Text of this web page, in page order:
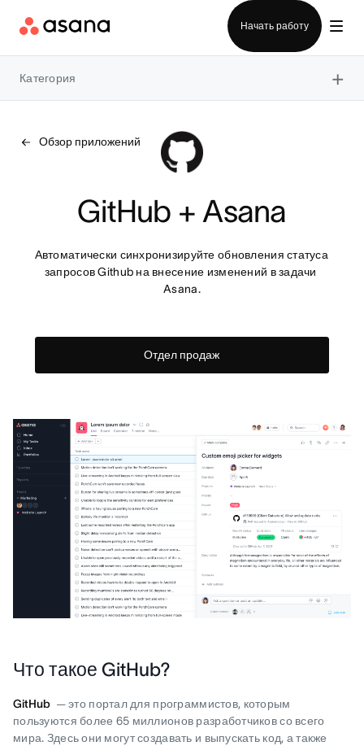
Начать работу
Категория ×
Обзор приложений
GitHub + Asana
Автоматически синхронизируйте обновления статуса
запросов Github на внесение изменений в задачи
Asana.
Отдел продаж
Что такое GitHub?
GitHub — это портал для программистов, которым
пользуются более 65 миллионов разработчиков со всего
мира. Здесь они могут создавать и выпускать код, а также